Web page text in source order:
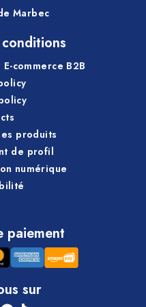
le nettoyage
KIT CUISINE
il peut être
courantes
intervenir
odeurs, le
consultez nos guides
Marbec
commerce B2B
produits
de profil
numérique
paiement
sur